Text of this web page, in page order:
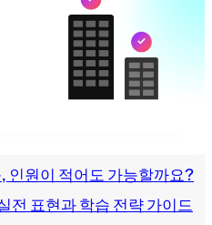
인원이 적어도 가능할까요?
전 표현과 학습 전략 가이드